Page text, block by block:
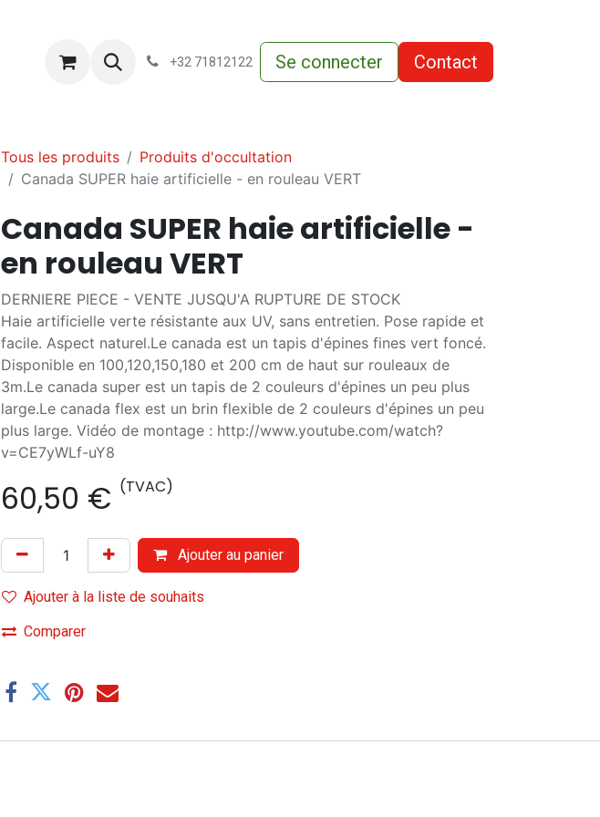
Conditions-generales-de-vente
+32 71812122 Se connecter Contact
Tous les produits
Produits d'occultation
Canada SUPER haie artificielle - en rouleau VERT
Canada SUPER haie artificielle -
en rouleau VERT
DERNIERE PIECE - VENTE JUSQU'A RUPTURE DE STOCK
Haie artificielle verte résistante aux UV, sans entretien. Pose rapide et
facile. Aspect naturel.Le canada est un tapis d'épines fines vert foncé.
Disponible en 100,120,150,180 et 200 cm de haut sur rouleaux de
3m.Le canada super est un tapis de 2 couleurs d'épines un peu plus
large.Le canada flex est un brin flexible de 2 couleurs d'épines un peu
plus large. Vidéo de montage : http://www.youtube.com/watch?
v=CE7yWLf-uY8
60,50 € (TVAC)
Ajouter au panier
Ajouter à la liste de souhaits
Comparer